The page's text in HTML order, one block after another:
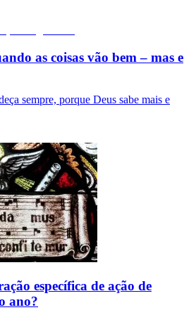
as coisas vão bem – mas e
sempre, porque Deus sabe mais e
específica de ação de
ano?